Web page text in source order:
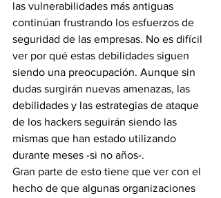
las vulnerabilidades más antiguas
continúan frustrando los esfuerzos de
seguridad de las empresas. No es difícil
ver por qué estas debilidades siguen
siendo una preocupación. Aunque sin
dudas surgirán nuevas amenazas, las
debilidades y las estrategias de ataque
de los hackers seguirán siendo las
mismas que han estado utilizando
durante meses -si no años-.
Gran parte de esto tiene que ver con el
hecho de que algunas organizaciones